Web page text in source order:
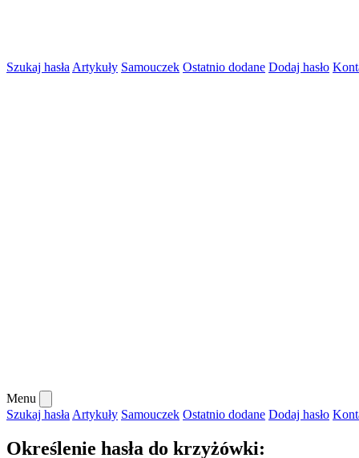
Szukaj hasła Artykuły Samouczek Ostatnio dodane Dodaj hasło
Menu
Szukaj hasła Artykuły Samouczek Ostatnio dodane Dodaj hasło
Określenie hasła do krzyżówki: